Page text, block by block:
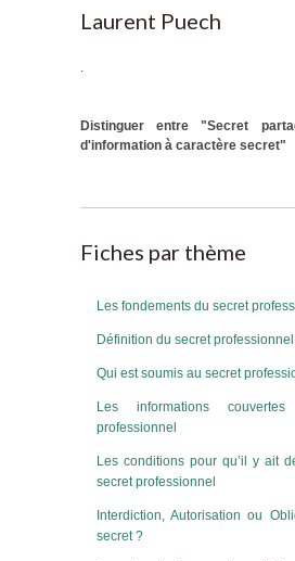
Laurent Puech
.
Distinguer entre "Secret
d'information à caractère secret"
Fiches par thème
Les fondements du secret
Définition du secret professionnel
Qui est soumis au secret
Les informations
professionnel
Les conditions pour qu’il y ait
secret professionnel
Interdiction, Autorisation ou
secret ?